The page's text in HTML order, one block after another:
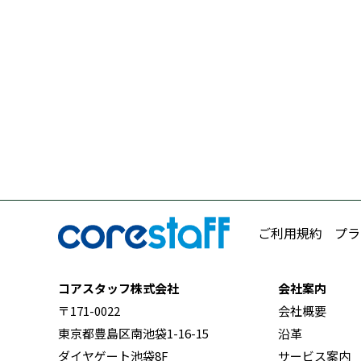
ご利用規約 プ
コアスタッフ株式会社
〒171-0022
東京都豊島区南池袋1-16-15
ダイヤゲート池袋8F
会社案内
会社概要
沿革
サービス案内